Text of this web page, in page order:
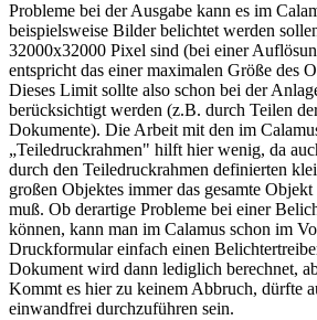
Probleme bei der Ausgabe kann es im
beispielsweise Bilder belichtet werden
32000x32000 Pixel sind (bei einer
entspricht das einer maximalen Größe des
Dieses Limit sollte also schon bei der
berücksichtigt werden (z.B. durch Teilen
Dokumente). Die Arbeit mit den im
„Teiledruckrahmen" hilft hier wenig, da
durch den Teiledruckrahmen definierten
großen Objektes immer das gesamte
muß. Ob derartige Probleme bei einer
können, kann man im Calamus schon im
Druckformular einfach einen
Dokument wird dann lediglich berechnet,
Kommt es hier zu keinem Abbruch, dürfte
einwandfrei durchzuführen sein.